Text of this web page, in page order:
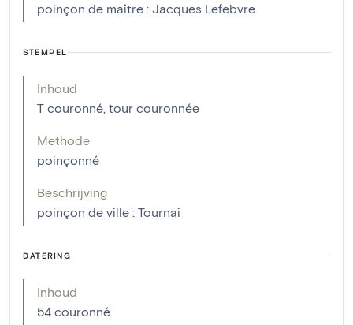
poinçon de maître : Jacques Lefebvre
STEMPEL
Inhoud
T couronné, tour couronnée
Methode
poinçonné
Beschrijving
poinçon de ville : Tournai
DATERING
Inhoud
54 couronné